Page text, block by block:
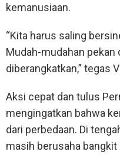
kemanusiaan.
“Kita harus saling
Mudah-mudahan pekan
diberangkatkan,” tegas
Aksi cepat dan tulus
mengingatkan bahwa
dari perbedaan. Di
masih berusaha bangkit